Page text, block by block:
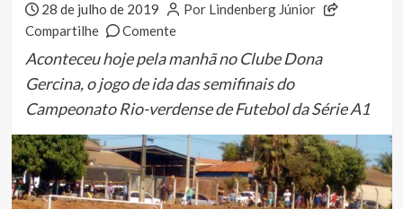
28 de julho de 2019
Por Lindenberg Júnior
Compartilhe
Comente
Aconteceu hoje pela manhã no Clube Dona
Gercina, o jogo de ida das semifinais do
Campeonato Rio-verdense de Futebol da Série A1